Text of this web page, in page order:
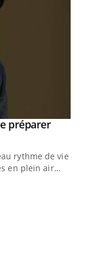
préparer
rythme de vie !
en plein air…